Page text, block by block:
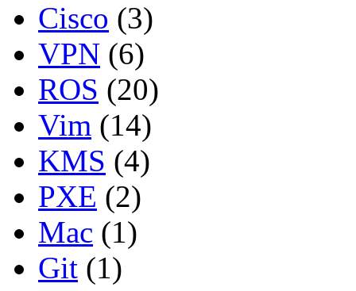
Cisco (3)
VPN (6)
ROS (20)
Vim (14)
KMS (4)
PXE (2)
Mac (1)
Git (1)